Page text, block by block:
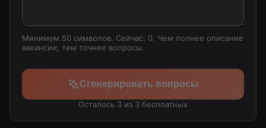
Минимум 50 символов. Сейчас: 0. Чем полнее описание
вакансии, тем точнее вопросы.
Сгенерировать вопросы
Осталось 3 из 3 бесплатных